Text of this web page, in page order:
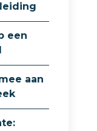
een
aan